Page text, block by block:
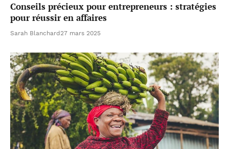
Conseils précieux pour entrepreneurs : stratégies
pour réussir en affaires
Sarah Blanchard 27 mars 2025